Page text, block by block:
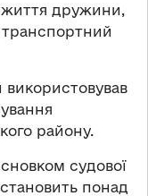
дружини,
транспортний
району.
судової
понад